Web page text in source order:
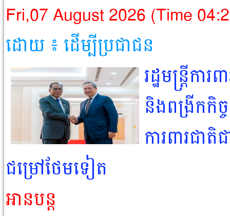
Fri,07 August 2026 (Time
ដោយ ៖ ដើម្បីប្រជាជន​
រដ្ឋមន្ត្រីកា
និងពង្រីកកិ
ការពារជា
ជម្រៅថែមទៀត
អានបន្ត